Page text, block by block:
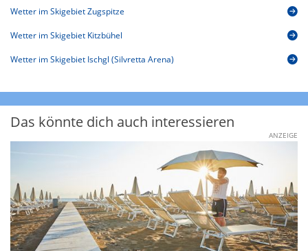
Wetter im Skigebiet Zugspitze
Wetter im Skigebiet Kitzbühel
Wetter im Skigebiet Ischgl (Silvretta Arena)
Das könnte dich auch interessieren
ANZEIGE